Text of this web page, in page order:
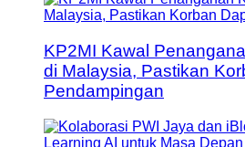
KP2MI Kawal
di Malaysia, Pastikan
Pendampingan